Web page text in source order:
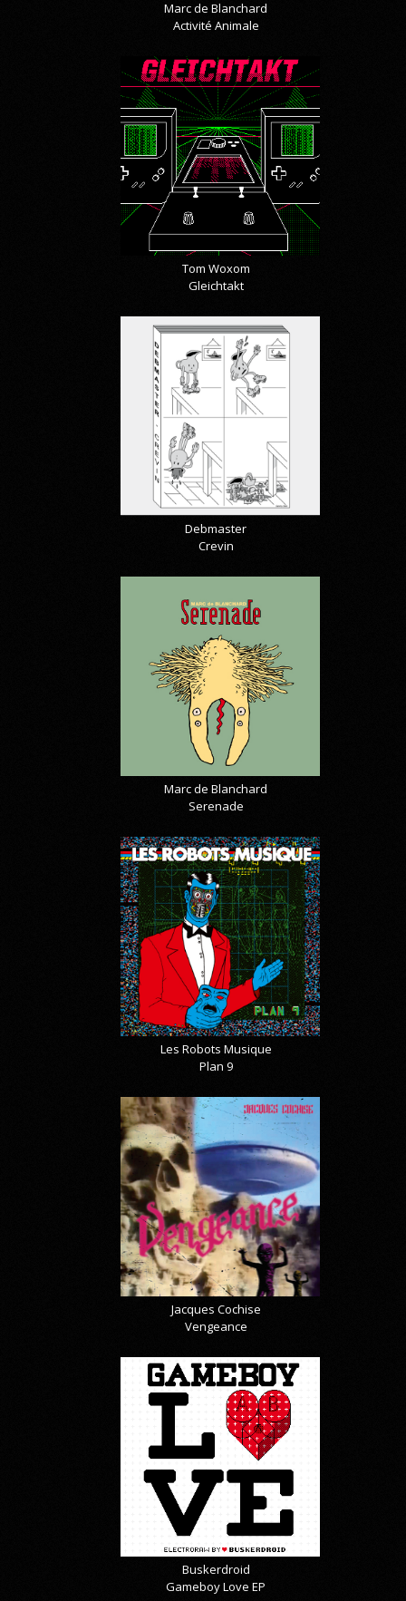
Marc de Blanchard
Activité Animale
Tom Woxom
Gleichtakt
Debmaster
Crevin
Marc de Blanchard
Serenade
Les Robots Musique
Plan 9
Jacques Cochise
Vengeance
Buskerdroid
Gameboy Love EP